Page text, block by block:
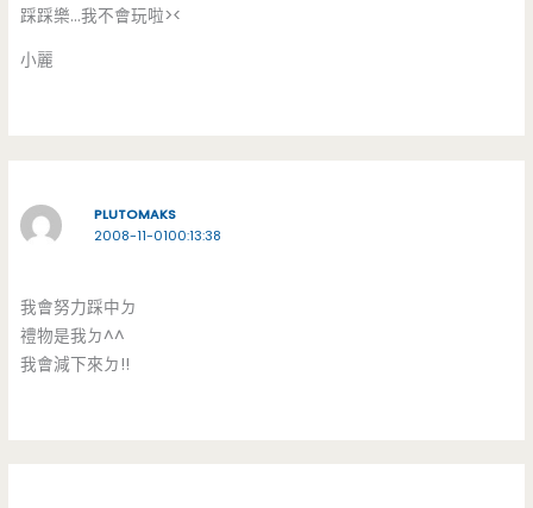
踩踩樂…我不會玩啦><
小麗
PLUTOMAKS
2008-11-0100:13:38
我會努力踩中ㄉ
禮物是我ㄉ^^
我會減下來ㄉ!!